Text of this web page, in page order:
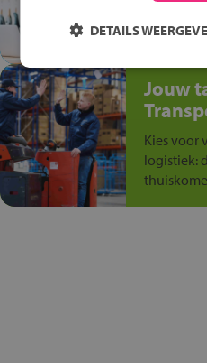
anders is!
Jouw
Kies voor
logistiek:
DETAILS